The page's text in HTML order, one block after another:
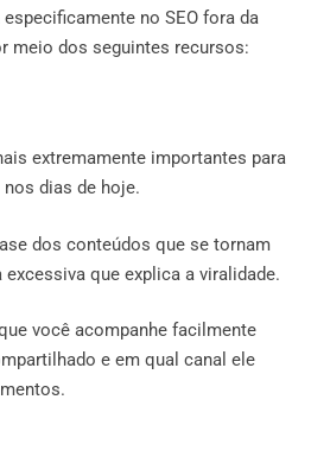
no SEO fora da
meio dos seguintes recursos:
extremamente importantes para
dias de hoje.
dos conteúdos que se tornam
que explica a viralidade.
você acompanhe facilmente
e em qual canal ele